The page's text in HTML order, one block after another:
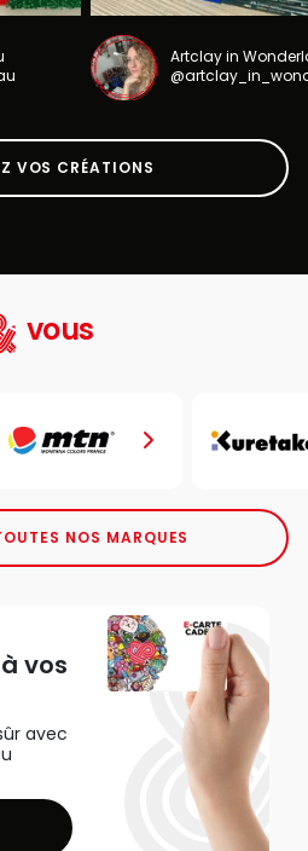
Artclay in
VOS CRÉATIONS
vous
NOS MARQUES
à vos
avec